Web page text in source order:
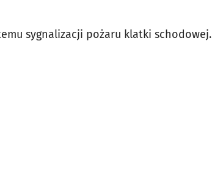
sygnalizacji pożaru klatki schodowej.